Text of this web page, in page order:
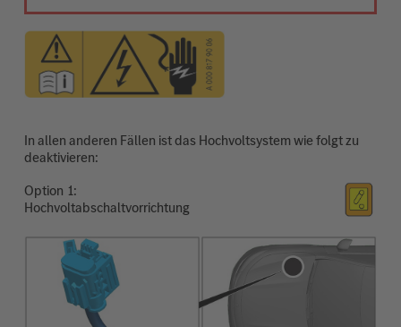
In allen anderen Fällen ist das Hochvoltsystem wie folgt zu
deaktivieren:
Option
Hochvoltabschaltvorrichtung